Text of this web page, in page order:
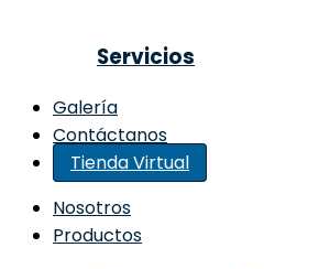
Servicios
Galería
Contáctanos
Tienda Virtual
Nosotros
Productos